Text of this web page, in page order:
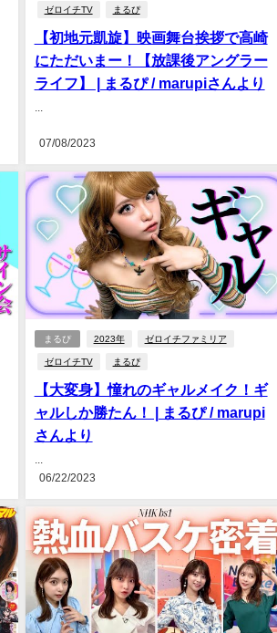
ゼロイチTV まるぴ
【初地元凱旋】映画舞台挨拶で高崎
にただいまー！【放課後アングラー
ライフ】 | まるぴ / marupiさんより
07/08/2023
まるぴ 2023年 ゼロイチファミリア
ゼロイチTV まるぴ
【大変身】憧れのギャルメイク！ギ
ャルしか勝たん！ | まるぴ / marupi
さんより
06/22/2023